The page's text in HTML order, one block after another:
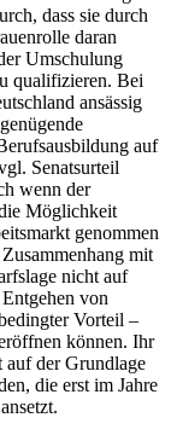
dass sie durch
daran
Umschulung
qualifizieren. Bei
ansässig
auf
Senatsurteil
wenn der
Möglichkeit
genommen
mit
nicht auf
von
Vorteil –
können. Ihr
auf der Grundlage
die erst im Jahre